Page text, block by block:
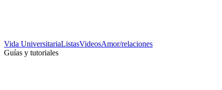
Vida UniversitariaListasVideosAmor/relaciones
Guías y tutoriales